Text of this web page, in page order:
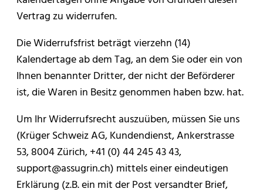
Vertrag zu widerrufen.
Die Widerrufsfrist beträgt vierzehn (14)
Kalendertage ab dem Tag, an dem Sie oder ein von
Ihnen benannter Dritter, der nicht der Beförderer
ist, die Waren in Besitz genommen haben bzw. hat.
Um Ihr Widerrufsrecht auszuüben, müssen Sie uns
(Krüger Schweiz AG, Kundendienst, Ankerstrasse
53, 8004 Zürich, +41 (0) 44 245 43 43,
support@assugrin.ch) mittels einer eindeutigen
Erklärung (z.B. ein mit der Post versandter Brief,